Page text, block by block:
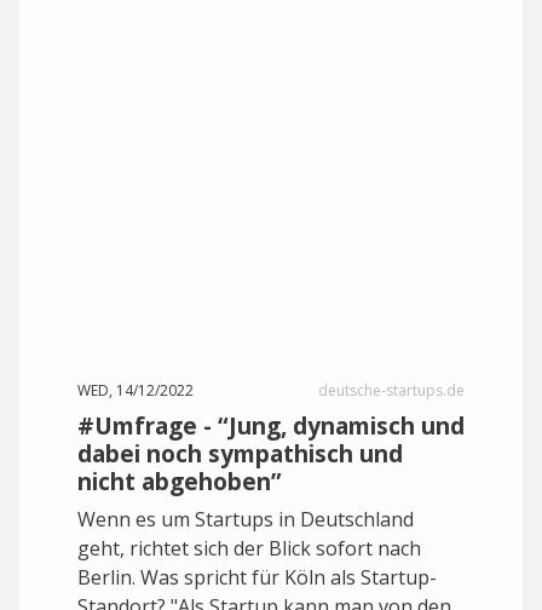
WED, 14/12/2022 deutsche-startups.de
#Umfrage - “Jung, dynamisch und
dabei noch sympathisch und
nicht abgehoben”
Wenn es um Startups in Deutschland
geht, richtet sich der Blick sofort nach
Berlin. Was spricht für Köln als Startup-